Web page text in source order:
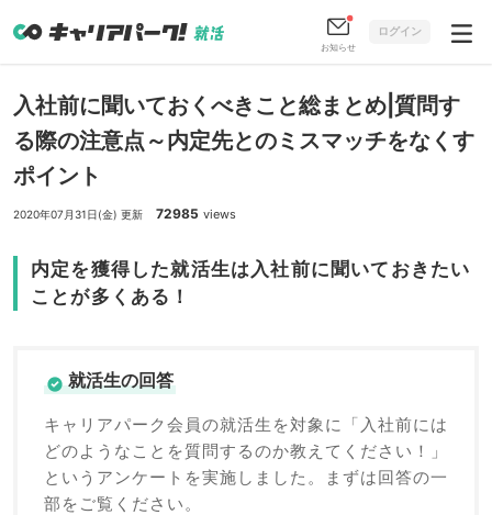
お知らせ
ログイン
入社前に聞いておくべきこと総まとめ|質問す
る際の注意点～内定先とのミスマッチをなくす
ポイント
2020年07月31日(金) 更新 72985 views
内定を獲得した就活生は入社前に聞いておきたい
ことが多くある！
就活生の回答
キャリアパーク会員の就活生を対象に「入社前には
どのようなことを質問するのか教えてください！」
というアンケートを実施しました。まずは回答の一
部をご覧ください。